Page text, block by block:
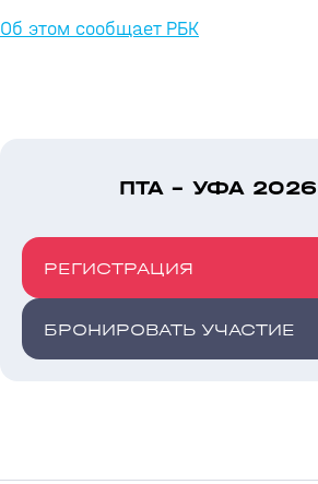
Об этом сообщает РБК
ПТА - УФА 2026
РЕГИСТРАЦИЯ
БРОНИРОВАТЬ УЧАСТИЕ